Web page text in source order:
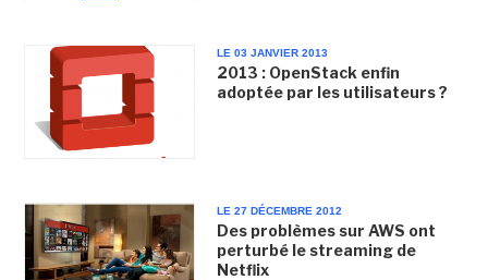
LE 03 JANVIER 2013
2013 : OpenStack enfin
adoptée par les utilisateurs ?
LE 27 DÉCEMBRE 2012
Des problèmes sur AWS ont
perturbé le streaming de
Netflix